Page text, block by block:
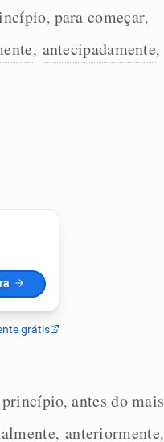
, para começar,
, antecipadamente,
,antes do mais
, anteriormente,